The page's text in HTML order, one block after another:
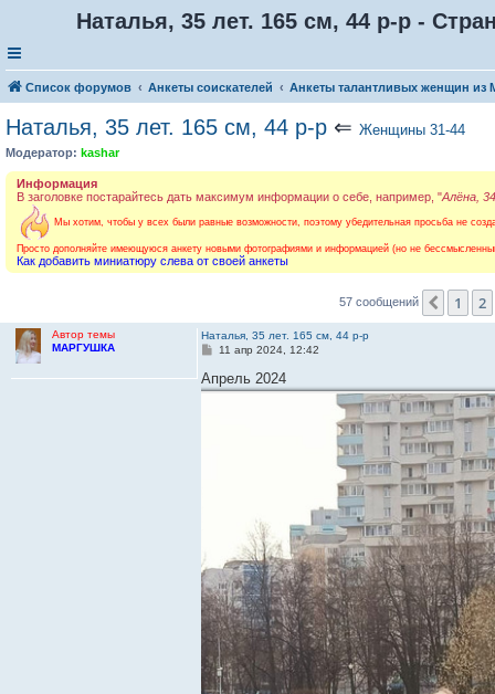
Наталья, 35 лет. 165 см, 44 р-р -
Список форумов Анкеты соискателей Анкеты талантливых женщин из
Наталья, 35 лет. 165 см, 44 р-р ⇐ Женщины 31-44
Модератор: kashar
Информация
В заголовке постарайтесь дать максимум информации о себе, например, "Алёна,
Мы хотим, чтобы у всех были равные возможности, поэтому убедительная просьба не
Просто дополняйте имеющуюся анкету новыми фотографиями и информацией (но не
Как добавить миниатюру слева от своей анкеты
57 сообщений Пред.
1 2
Автор темы
МАРГУШКА
Наталья, 35 лет. 165 см, 44 р-р
С
о
б
11 апр 2024, 12:42
Апрель 2024